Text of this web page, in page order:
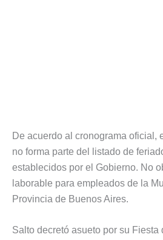
De acuerdo al cronograma oficial,
no forma parte del listado de
establecidos por el Gobierno. No
laborable para empleados de la
Provincia de Buenos Aires.
Salto decretó asueto por su Fiesta